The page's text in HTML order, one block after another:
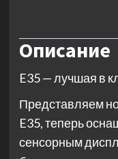
Описание
E35 — лучшая в
Представляем
E35, теперь
сенсорным